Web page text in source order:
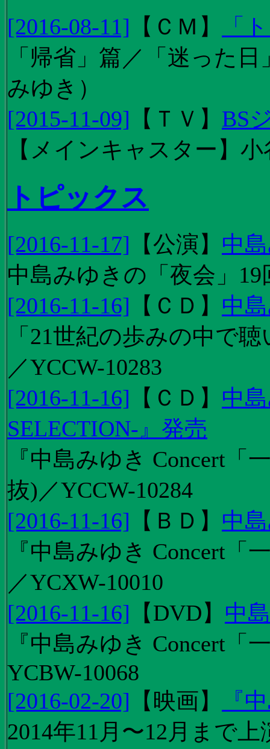
[2016-08-11] 【 ＣＭ 】
「
「帰省」篇／「迷った
みゆき）
[2015-11-09] 【 ＴＶ 】 BS
【メインキャスター】
トピックス
[2016-11-17] 【公演 】 中
中島みゆきの「夜会」
[2016-11-16] 【 ＣＤ 】 中
「21世紀の歩みの中で
／YCCW-10283
[2016-11-16] 【 ＣＤ 】 中
SELECTION-』発売
『中島みゆき Concert
抜)／YCCW-10284
[2016-11-16] 【 ＢＤ 】 中
『中島みゆき Concert
／YCXW-10010
[2016-11-16] 【DVD】 中
『中島みゆき Concert
YCBW-10068
[2016-02-20] 【 映画】
『
2014年11月〜12月まで